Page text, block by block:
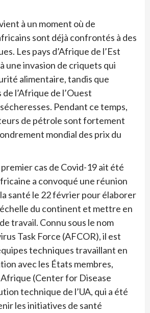
à un moment où de
sont déjà confrontés à des
Les pays d’Afrique de l’Est
une invasion de criquets qui
alimentaire, tandis que
l’Afrique de l’Ouest
Pendant ce temps,
de pétrole sont fortement
mondial des prix du
cas de Covid-19 ait été
a convoqué une réunion
santé le 22 février pour élaborer
du continent et mettre en
travail. Connu sous le nom
Task Force (AFCOR), il est
techniques travaillant en
avec les États membres,
Afrique (Center for Disease
technique de l’UA, qui a été
les initiatives de santé